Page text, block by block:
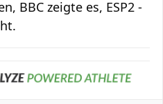
BBC zeigte es, ESP2 -